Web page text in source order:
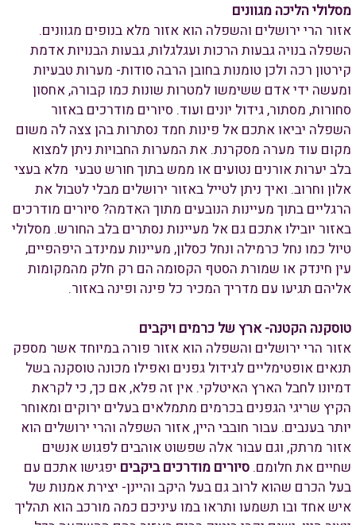
מסלולי הליכה מגוונים
אזור הרי ירושלים והשפלה הוא אזור מלא בנופים מגוונים.
השפלה בנויה גבעות הרכות ועגלגלות, גבעות הבנויות אדמת
קירטון רכה ולכן טומנות בחובן הרבה סודות- מערות טבעיות
ומעשה ידי אדם ששימשו למטרות שונות כמו קבורה, אחסון
סחורות, מסתור, גידול יונים ועוד. סיורים מודרכים באזור
השפלה יביאו אתכם אל פינות חמד נסתרות בהן צצה לה משום
מקום עוד מערה מסקרנת. את המערות החבויות ניתן למצוא
בלב יערות אורנים נטועים או ממש בתוך חורש טבעי מלא בעצי
אלון וחרוב. ואיך ניתן לטייל באזור ירושלים מבלי לטבול את
הרגליים בתוך מעיינות הנובעים מתוך האדמה? סיורים מודרכים
באזור יובילו אתכם גם אל מעיינות נסתרים בלב החורש. מסלולי
טיול כמו נחל כרמילה ונחל כסלון, מעיינות עמינדב היפהפיים,
עין חינדק או שמורת הסטף הקסומה הם רק חלק מהמקומות
אליהם תגיעו עם מדריך המכיר כל פינה ופינה באזור.
טוסקנה הקטנה- ארץ של כרמים ויקבים
אזור הרי ירושלים והשפלה הוא אזור פורה במיוחד אשר מספק
תנאים אופטימליים לגידול גפנים ואפילו מכונה טוסקנה בשל
דמיונו לחבל הארץ האיטלקי. אין זה פלא, אם כך, כי לקראת
הקיץ שריגי הגפנים בכרמים מתמלאים בעלים ירוקים ומאוחר
יותר בענבים. עבור חובבי היין, אזור השפלה והרי ירושלים הוא
אזור מרתק, וגם עבור אלה שפשוט אוהבים לפגוש אנשים
שחיים את חלומם. סיורים מודרכים ביקבים יפגישו אתכם עם
בעל הכרם שהוא לרוב גם בעל היקב והיינן- יצירת אמנות של
איש אחד ובו תשמעו ותראו במו עיניכם כמה מורכב הוא תהליך